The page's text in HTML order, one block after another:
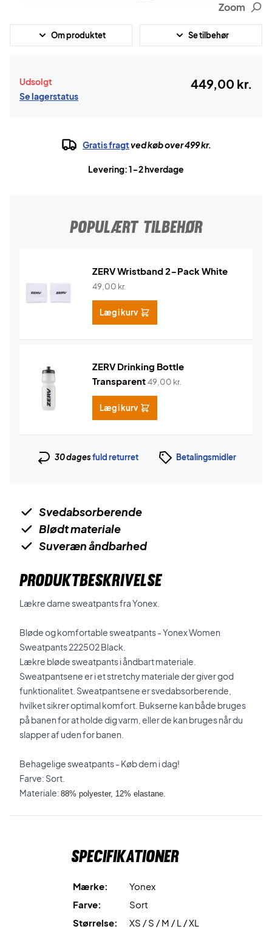
Zoom
Om produktet Se tilbehør
Udsolgt
Se lagerstatus
449,00 kr.
Gratis fragtved køb over 499 kr.
Levering: 1-2 hverdage
POPULÆRT TILBEHØR
ZERV Wristband 2-Pack White
49,00 kr.
Læg i kurv
ZERV Drinking Bottle
Transparent49,00 kr.
Læg i kurv
30 dagesfuld returret Betalingsmidler
Svedabsorberende
Blødt materiale
Suveræn åndbarhed
PRODUKTBESKRIVELSE
Lækre dame sweatpants fra Yonex.
Bløde og komfortable sweatpants - Yonex Women
Sweatpants 222502 Black.
Lækre bløde sweatpants i åndbart materiale.
Sweatpantsene er i et stretchy materiale der giver god
funktionalitet. Sweatpantsene er svedabsorberende,
hvilket sikrer optimal komfort. Bukserne kan både bruges
på banen for at holde dig varm, eller de kan bruges når du
slapper af uden for banen.
Behagelige sweatpants - Køb dem i dag!
Farve: Sort.
Materiale: 88% polyester, 12% elastane.
Specifikationer
Mærke:
Yonex
Farve:
Sort
Størrelse:
XS / S / M / L / XL